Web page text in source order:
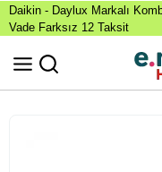
Daikin - Daylux Markalı
Vade Farksız 12 Taksit